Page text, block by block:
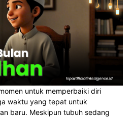
untuk memperbaiki diri
waktu yang tepat untuk
baru. Meskipun tubuh sedang